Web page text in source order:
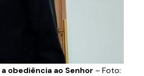
obediência ao Senhor – Foto: